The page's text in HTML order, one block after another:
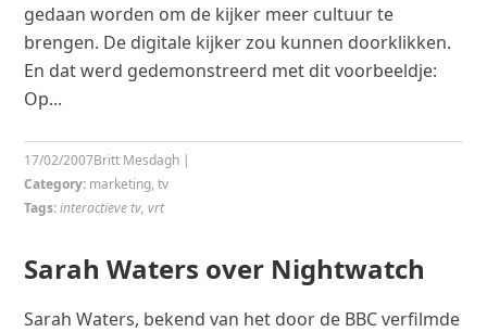
gedaan worden om de kijker meer cultuur te
brengen. De digitale kijker zou kunnen doorklikken.
En dat werd gedemonstreerd met dit voorbeeldje:
Op...
Britt Mesdagh |
17/02/2007
Category: marketing,tv
Tags:interactieve tv,vrt
Sarah Waters over Nightwatch
Sarah Waters, bekend van het door de BBC verfilmde